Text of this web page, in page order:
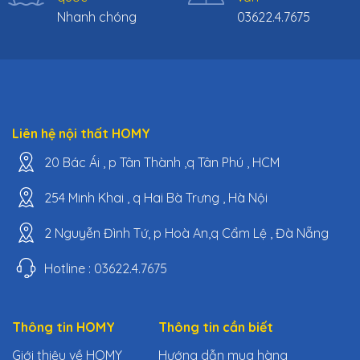
Nhanh chóng
03622.4.7675
Liên hệ nội thất HOMY
20 Bác Ái , p Tân Thành ,q Tân Phú , HCM
254 Minh Khai , q Hai Bà Trưng , Hà Nội
2 Nguyễn Đình Tứ, p Hoà An,q Cẩm Lệ , Đà Nẵng
Hotline : 03622.4.7675
Thông tin HOMY
Giới thiệu về HOMY
Thông tin cần biết
Hướng dẫn mua hàng